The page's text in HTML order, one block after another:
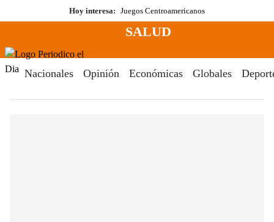
al
Hoy interesa: Juegos Centroamericanos
Menú
SALUD
Nacionales Opinión Económicas Globales